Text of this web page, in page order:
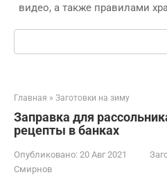
видео, а также правилами
Поиск:
Главная » Заготовки на зиму
Заправка для
рецепты в банках
Опубликовано: 20 Авг 2021
Смирнов